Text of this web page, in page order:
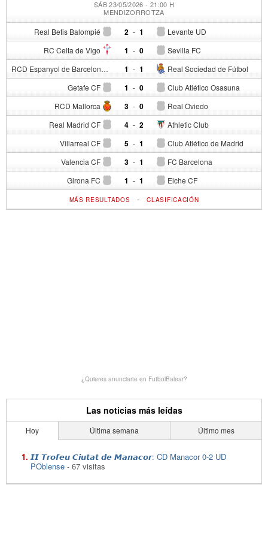
SÁB 23/05/2026 - 21:00 H
MENDIZORROTZA
Real Betis Balompié 2 - Levante UD
1
RC Celta de Vigo 1 - Sevilla FC
0
RCD Espanyol de Barcelona 1 - Real Sociedad de Fútbol
1
Getafe CF 1 - Club Atlético Osasuna
0
RCD Mallorca 3 - Real Oviedo
0
Real Madrid CF 4 - Athletic Club
2
Villarreal CF 5 - Club Atlético de Madrid
1
Valencia CF 3 - FC Barcelona
1
Girona FC 1 - Elche CF
1
MÁS RESULTADOS -CLASIFICACIÓN
¿Quieres anunciarte en FutbolBalear?
Las noticias más leídas
Hoy Última semana Último mes
𝙄𝙄 𝙏𝙧𝙤𝙛𝙚𝙪 𝘾𝙞𝙪𝙩𝙖𝙩 𝙙𝙚 𝙈𝙖𝙣𝙖𝙘𝙤𝙧: CD Manacor 0-2 UD
POblense - 67 visitas